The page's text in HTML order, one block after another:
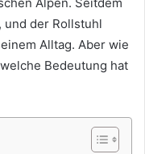
und der Rollstuhl
Alltag. Aber wie
Bedeutung hat